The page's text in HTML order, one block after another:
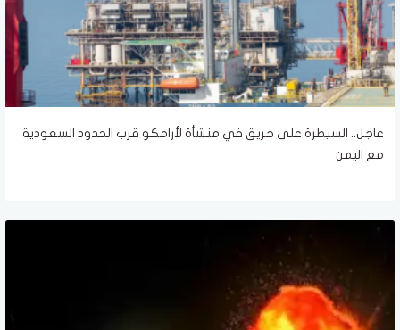
عاجل.. السيطرة على حريق في منشأة لأرامكو قرب الحدود السعودية
مع اليمن